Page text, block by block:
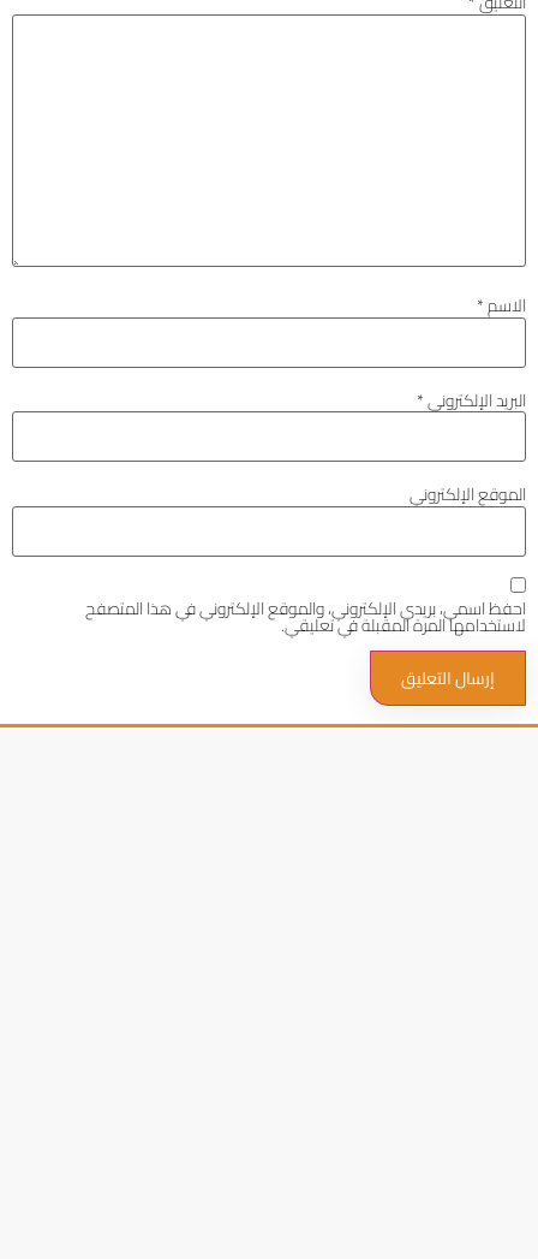
الاسم*
البريد الإلكتروني*
الموقع الإلكتروني
احفظ اسمي، بريدي الإلكتروني، والموقع الإلكتروني في هذا المتصفح
لاستخدامها المرة المقبلة في تعليقي.